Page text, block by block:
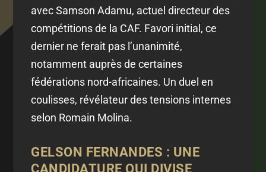
avec Samson Adamu, actuel directeur des
compétitions de la CAF. Favori initial, ce
dernier ne ferait pas l’unanimité,
notamment auprès de certaines
fédérations nord-africaines. Un duel en
coulisses, révélateur des tensions internes
selon Romain Molina.
GELSON FERNANDES : UNE
CANDIDATURE QUI DIVISE